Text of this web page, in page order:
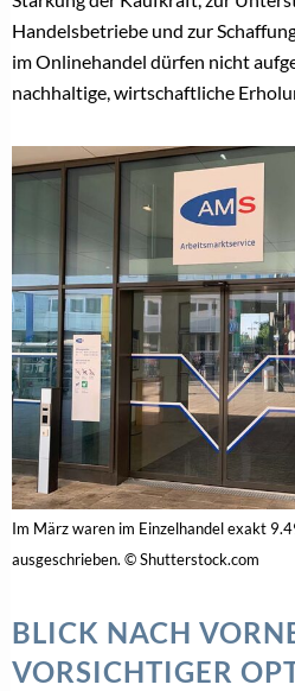
Handelsbetriebe und zur
im Onlinehandel dürfen nicht
nachhaltige, wirtschaftliche
Im März waren im Einzelhandel exakt
ausgeschrieben. © Shutterstock.com
BLICK NACH
VORSICHTIGER